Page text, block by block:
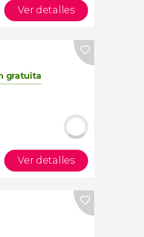
Ver detalles
gratuita
Ver detalles